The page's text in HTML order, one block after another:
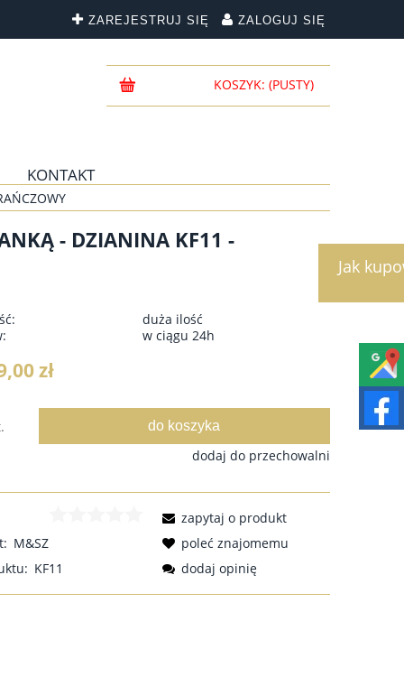
ZAREJESTRUJ SIĘ ZALOGUJ SIĘ
KOSZYK: (PUSTY)
KONTAKT
- DZIANINA KF11 -
duża ilość
w ciągu 24h
zł
do koszyka
dodaj do przechowalni
M&SZ
KF11
zapytaj o produkt
poleć znajomemu
dodaj opinię
Jak